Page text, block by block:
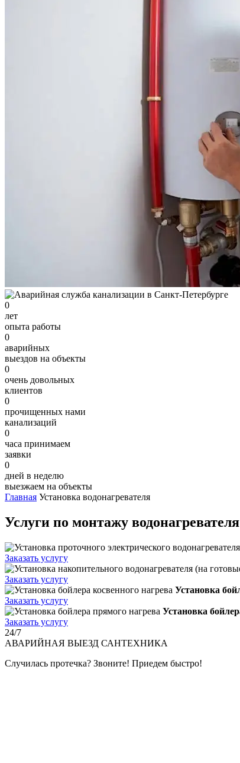
0
лет
опыта работы
0
аварийных
выездов на объекты
0
очень довольных
клиентов
0
прочищенных нами
канализаций
0
часа принимаем
заявки
0
дней в неделю
выезжаем на объекты
Главная Установка водонагревателя
Услуги по монтажу водонагревателя
Заказать услугу
Заказать услугу
Установка
Заказать услугу
Установка
Заказать услугу
24/7
АВАРИЙНАЯ ВЫЕЗД САНТЕХНИКА
Случилась протечка? Звоните! Приедем быстро!